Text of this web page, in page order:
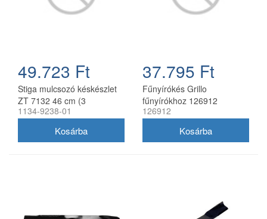
49.723 Ft
Stiga mulcsozó késkészlet
ZT 7132 46 cm (3
db/csomag) 1134-9238-01
1134-9238-01
37.795 Ft
Fűnyírókés Grillo
fűnyírókhoz 126912
126912